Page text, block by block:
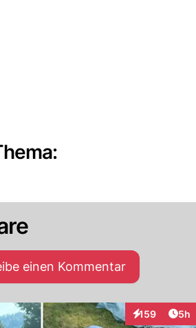
einen Kommentar
159
Interaktionen
5h